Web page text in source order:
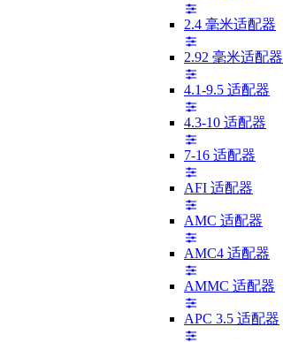
2.4 毫米适配器
2.92 毫米适配器
4.1-9.5 适配器
4.3-10 适配器
7-16 适配器
AFI 适配器
AMC 适配器
AMC4 适配器
AMMC 适配器
APC 3.5 适配器